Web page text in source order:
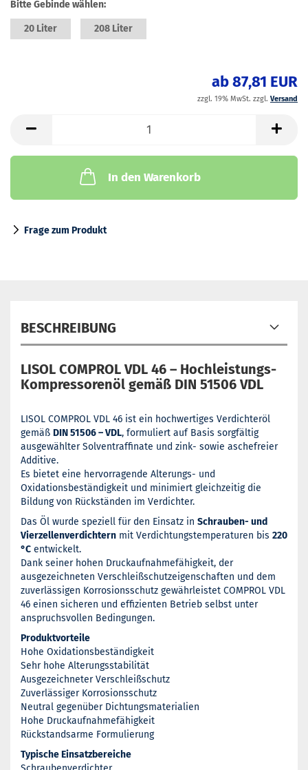
Bitte Gebinde wählen:
20 Liter 208 Liter
ab 87,81 EUR
zzgl. 19% MwSt. zzgl. Versand
In den Warenkorb
Frage zum Produkt
BESCHREIBUNG
LISOL COMPROL VDL 46 – Hochleistungs-
Kompressorenöl gemäß DIN 51506 VDL
LISOL COMPROL VDL 46 ist ein hochwertiges Verdichteröl
gemäß DIN 51506 – VDL, formuliert auf Basis sorgfältig
ausgewählter Solventraffinate und zink- sowie aschefreier
Additive.
Es bietet eine hervorragende Alterungs- und
Oxidationsbeständigkeit und minimiert gleichzeitig die
Bildung von Rückständen im Verdichter.
Das Öl wurde speziell für den Einsatz in Schrauben- und
Vierzellenverdichtern mit Verdichtungstemperaturen bis 220
°C entwickelt.
Dank seiner hohen Druckaufnahmefähigkeit, der
ausgezeichneten Verschleißschutzeigenschaften und dem
zuverlässigen Korrosionsschutz gewährleistet COMPROL VDL
46 einen sicheren und effizienten Betrieb selbst unter
anspruchsvollen Bedingungen.
Produktvorteile
Hohe Oxidationsbeständigkeit
Sehr hohe Alterungsstabilität
Ausgezeichneter Verschleißschutz
Zuverlässiger Korrosionsschutz
Neutral gegenüber Dichtungsmaterialien
Hohe Druckaufnahmefähigkeit
Rückstandsarme Formulierung
Typische Einsatzbereiche